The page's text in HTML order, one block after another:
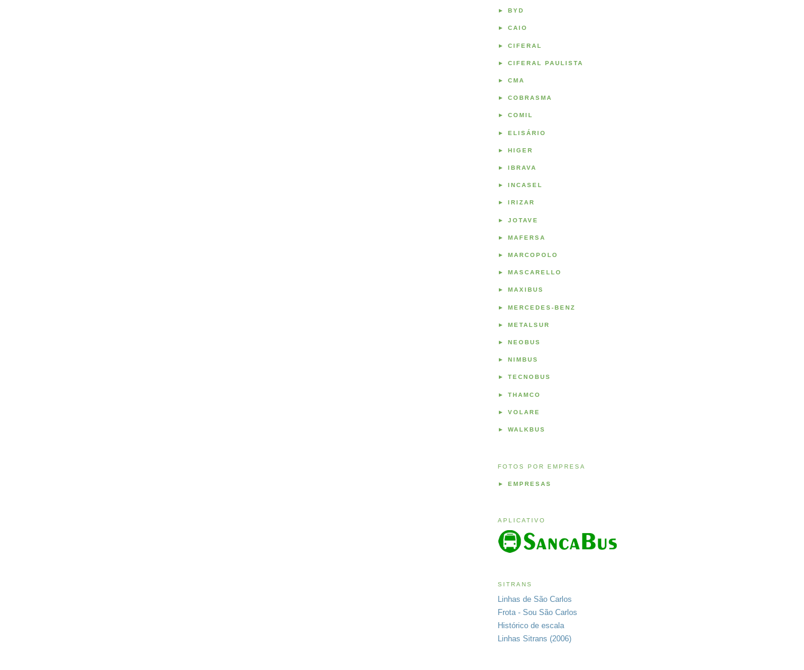
► BYD
► CAIO
► CIFERAL
► CIFERAL PAULISTA
► CMA
► COBRASMA
► COMIL
► ELISÁRIO
► HIGER
► IBRAVA
► INCASEL
► IRIZAR
► JOTAVE
► MAFERSA
► MARCOPOLO
► MASCARELLO
► MAXIBUS
► MERCEDES-BENZ
► METALSUR
► NEOBUS
► NIMBUS
► TECNOBUS
► THAMCO
► VOLARE
► WALKBUS
FOTOS POR EMPRESA
► EMPRESAS
APLICATIVO
SITRANS
Linhas de São Carlos
Frota - Sou São Carlos
Histórico de escala
Linhas Sitrans (2006)